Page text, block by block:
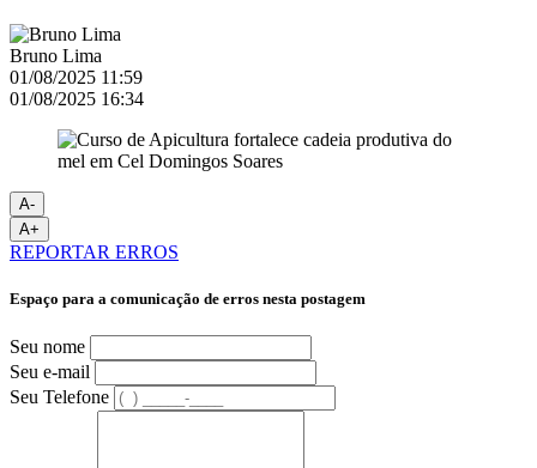
Bruno Lima
01/08/2025 11:59
01/08/2025 16:34
A-
A+
REPORTAR ERROS
Espaço para a comunicação de erros nesta postagem
Seu nome
Seu e-mail
Seu Telefone